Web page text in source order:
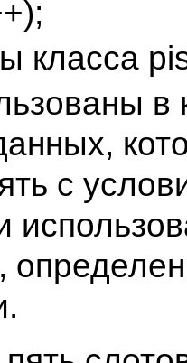
класса
в
с